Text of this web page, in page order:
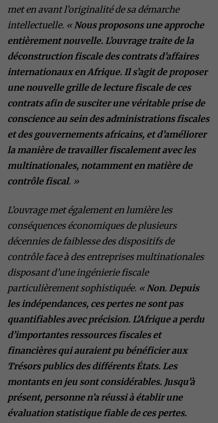
met en avant l’originalité de sa démarche
intellectuelle. « Nous proposons une approche
entièrement nouvelle. L’ouvrage traite de la
déconstruction fiscale des contrats d’affaires
internationaux en Afrique. Il s’agit de proposer
une nouvelle grille de lecture fiscale de ces
contrats afin de susciter une véritable prise de
conscience au sein des administrations fiscales
et des gouvernements africains, et d’améliorer
la manière de travailler fiscalement avec les
multinationales, notamment en matière de
contrôle fiscal. »
L’ouvrage met également en lumière les
conséquences économiques de plusieurs
décennies de faiblesse des dispositifs de
contrôle face à des entreprises multinationales
disposant d’une ingénierie fiscale
particulièrement sophistiquée. « Non. Depuis
les indépendances, ces pertes ne sont pas
quantifiables avec précision. L’Afrique a perdu
d’importantes ressources fiscales et
financières qui auraient pu bénéficier aux
Trésors publics des différents États. Les
montants en jeu sont considérables. Jusqu’à
présent, personne n’a réussi à établir une
évaluation statistique fiable de ces pertes.